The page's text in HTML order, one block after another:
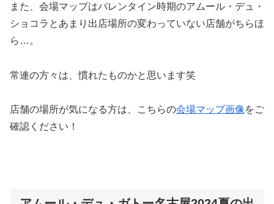
また、会場マップはバレンタイン時期のアムール・デュ・
ショコラとあまり出店場所の変わっていない店舗がちらほ
ら…。
常連の方々は、慣れたものかと思います笑
店舗の場所が気になる方は、こちらの会場マップ画像をご
確認ください！